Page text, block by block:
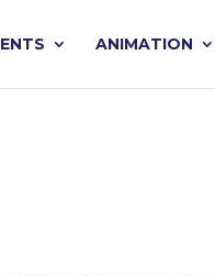
ANIMATION